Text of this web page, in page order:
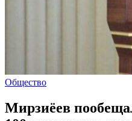
Общество
Мирзиёев